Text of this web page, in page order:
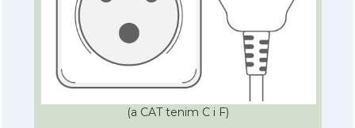
(a CAT tenim C i F)